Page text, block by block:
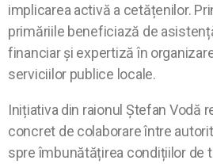
implicarea activă a cetățenilor.
primăriile beneficiază de
financiar și expertiză în
serviciilor publice locale.
Inițiativa din raionul Ștefan Vodă
concret de colaborare între
spre îmbunătățirea condițiilor de